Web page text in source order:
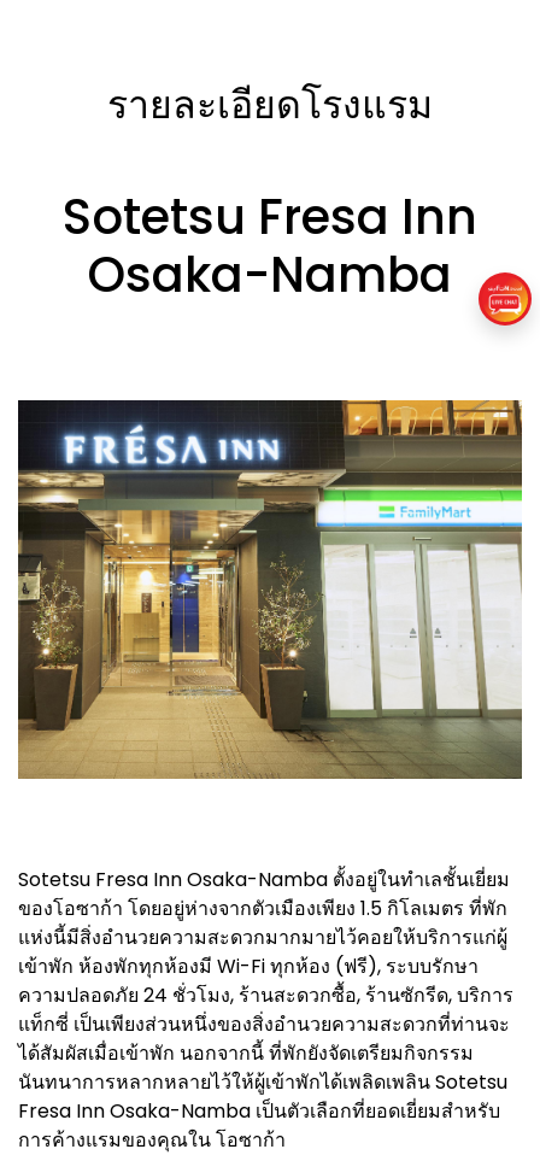
รายละเอียดโรงแรม
Sotetsu Fresa Inn
Osaka-Namba
Sotetsu Fresa Inn Osaka-Namba ตั้งอยู่ในทำเลชั้นเยี่ยม
ของโอซาก้า โดยอยู่ห่างจากตัวเมืองเพียง 1.5 กิโลเมตร ที่พัก
แห่งนี้มีสิ่งอำนวยความสะดวกมากมายไว้คอยให้บริการแก่ผู้
เข้าพัก ห้องพักทุกห้องมี Wi-Fi ทุกห้อง (ฟรี), ระบบรักษา
ความปลอดภัย 24 ชั่วโมง, ร้านสะดวกซื้อ, ร้านซักรีด, บริการ
แท็กซี่ เป็นเพียงส่วนหนึ่งของสิ่งอำนวยความสะดวกที่ท่านจะ
ได้สัมผัสเมื่อเข้าพัก นอกจากนี้ ที่พักยังจัดเตรียมกิจกรรม
นันทนาการหลากหลายไว้ให้ผู้เข้าพักได้เพลิดเพลิน Sotetsu
Fresa Inn Osaka-Namba เป็นตัวเลือกที่ยอดเยี่ยมสำหรับ
การค้างแรมของคุณใน โอซาก้า